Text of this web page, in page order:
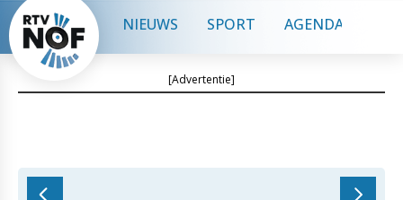
NIEUWS SPORT AGENDA
[Advertentie]